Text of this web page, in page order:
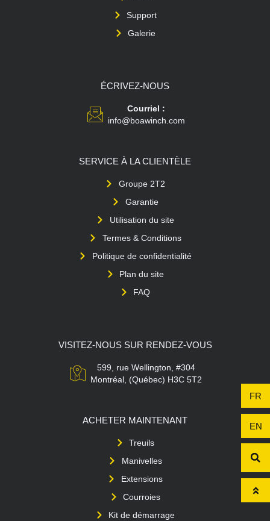
Support
Galerie
ÉCRIVEZ-NOUS
Courriel :
info@boawinch.com
SERVICE À LA CLIENTÈLE
Groupe 2T2
Garantie
Utilisation du site
Termes & Conditions
Politique de confidentialité
Plan du site
FAQ
VISITEZ-NOUS SUR RENDEZ-VOUS
599, rue Wellington, #304
Montréal, (Québec) H3C 5T2
ACHETER MAINTENANT
Treuils
Manivelles
Extensions
Courroies
Kit de démarrage
FR
EN